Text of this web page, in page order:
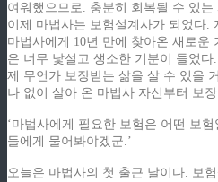
여워했으므로. 충분히 회복될 수 있
이제 마법사는 보험설계사가 되었다.
마법사에게 10년 만에 찾아온 새로운
은 너무 낯설고 생소한 기분이 들었다
제 무언가 보장받는 삶을 살 수 있을
나 없이 살아 온 마법사 자신부터 보
‘마법사에게 필요한 보험은 어떤 보
들에게 물어봐야겠군.’
오늘은 마법사의 첫 출근 날이다. 보